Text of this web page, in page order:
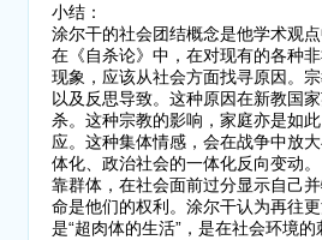
小结：
涂尔干的社会团结概念是他学术观
在《自杀论》中，在对现有的各种
现象，应该从社会方面找寻原因。
以及反思导致。这种原因在新教国
杀。这种宗教的影响，家庭亦是如
应。这种集体情感，会在战争中放
体化、政治社会的一体化反向变动
靠群体，在社会面前过分显示自己
命是他们的权利。涂尔干认为再往
是“超肉体的生活”，是在社会环境